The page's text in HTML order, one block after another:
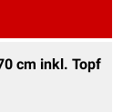
cm inkl. Topf